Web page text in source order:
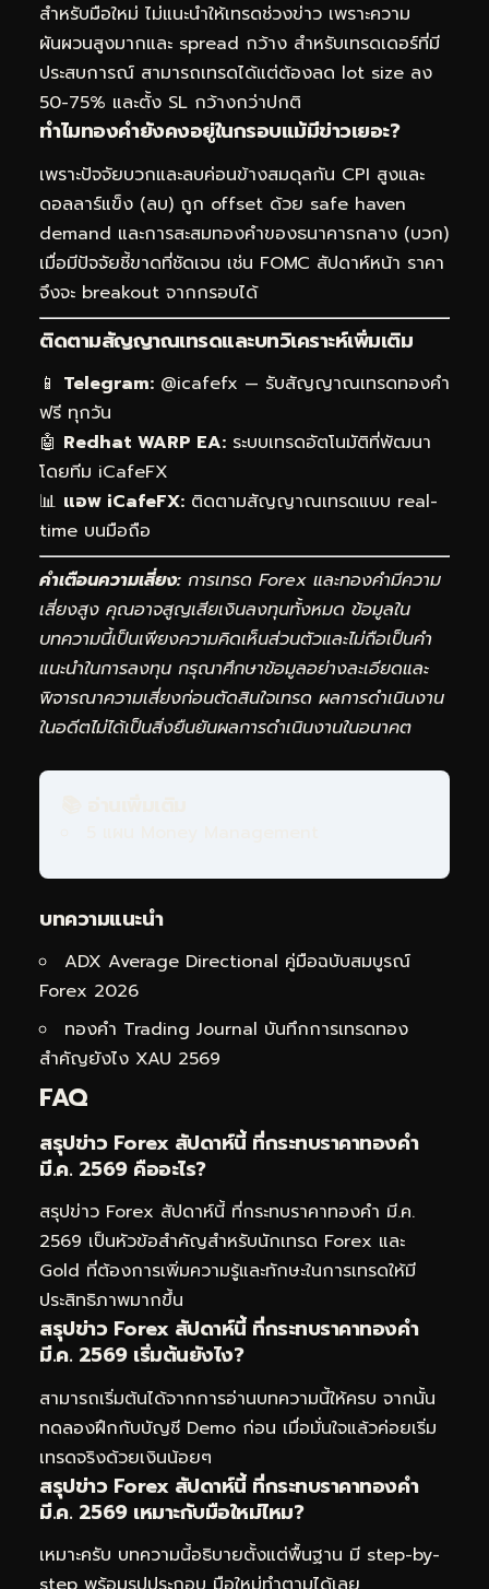
สำหรับมือใหม่ ไม่แนะนำให้เทรดช่วงข่าว เพราะความ
ผันผวนสูงมากและ spread กว้าง สำหรับเทรดเดอร์ที่มี
ประสบการณ์ สามารถเทรดได้แต่ต้องลด lot size ลง
50-75% และตั้ง SL กว้างกว่าปกติ
ทำไมทองคำยังคงอยู่ในกรอบแม้มีข่าวเยอะ?
เพราะปัจจัยบวกและลบค่อนข้างสมดุลกัน CPI สูงและ
ดอลลาร์แข็ง (ลบ) ถูก offset ด้วย safe haven
demand และการสะสมทองคำของธนาคารกลาง (บวก)
เมื่อมีปัจจัยชี้ขาดที่ชัดเจน เช่น FOMC สัปดาห์หน้า ราคา
จึงจะ breakout จากกรอบได้
ติดตามสัญญาณเทรดและบทวิเคราะห์เพิ่มเติม
📱 Telegram: @icafefx — รับสัญญาณเทรดทองคำ
ฟรี ทุกวัน
🤖 Redhat WARP EA: ระบบเทรดอัตโนมัติที่พัฒนา
โดยทีม iCafeFX
📊 แอพ iCafeFX: ติดตามสัญญาณเทรดแบบ real-
time บนมือถือ
คำเตือนความเสี่ยง: การเทรด Forex และทองคำมีความ
เสี่ยงสูง คุณอาจสูญเสียเงินลงทุนทั้งหมด ข้อมูลใน
บทความนี้เป็นเพียงความคิดเห็นส่วนตัวและไม่ถือเป็นคำ
แนะนำในการลงทุน กรุณาศึกษาข้อมูลอย่างละเอียดและ
พิจารณาความเสี่ยงก่อนตัดสินใจเทรด ผลการดำเนินงาน
ในอดีตไม่ได้เป็นสิ่งยืนยันผลการดำเนินงานในอนาคต
บทความแนะนำ
ADX Average Directional คู่มือฉบับสมบูรณ์
Forex 2026
ทองคำ Trading Journal บันทึกการเทรดทอง
สำคัญยังไง XAU 2569
FAQ
สรุปข่าว Forex สัปดาห์นี้ ที่กระทบราคาทองคำ
มี.ค. 2569 คืออะไร?
สรุปข่าว Forex สัปดาห์นี้ ที่กระทบราคาทองคำ มี.ค.
2569 เป็นหัวข้อสำคัญสำหรับนักเทรด Forex และ
Gold ที่ต้องการเพิ่มความรู้และทักษะในการเทรดให้มี
ประสิทธิภาพมากขึ้น
สรุปข่าว Forex สัปดาห์นี้ ที่กระทบราคาทองคำ
มี.ค. 2569 เริ่มต้นยังไง?
สามารถเริ่มต้นได้จากการอ่านบทความนี้ให้ครบ จากนั้น
ทดลองฝึกกับบัญชี Demo ก่อน เมื่อมั่นใจแล้วค่อยเริ่ม
เทรดจริงด้วยเงินน้อยๆ
สรุปข่าว Forex สัปดาห์นี้ ที่กระทบราคาทองคำ
มี.ค. 2569 เหมาะกับมือใหม่ไหม?
เหมาะครับ บทความนี้อธิบายตั้งแต่พื้นฐาน มี step-by-